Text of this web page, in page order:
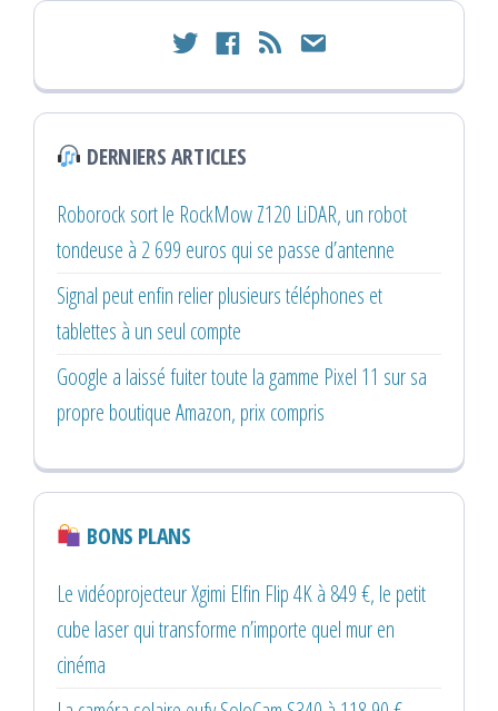
twitter facebook
rss email
DERNIERS ARTICLES
Roborock sort le RockMow Z120 LiDAR, un robot
tondeuse à 2 699 euros qui se passe d’antenne
Signal peut enfin relier plusieurs téléphones et
tablettes à un seul compte
Google a laissé fuiter toute la gamme Pixel 11 sur sa
propre boutique Amazon, prix compris
BONS PLANS
Le vidéoprojecteur Xgimi Elfin Flip 4K à 849 €, le petit
cube laser qui transforme n’importe quel mur en
cinéma